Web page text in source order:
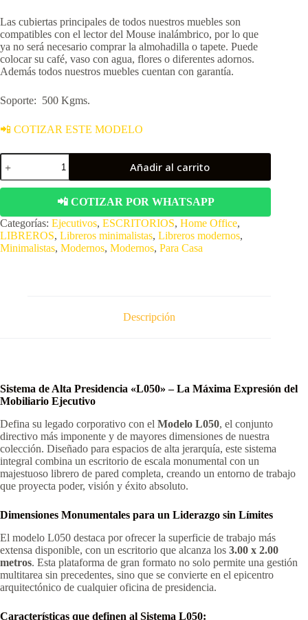
Las cubiertas principales de todos nuestros muebles son
compatibles con el lector del Mouse inalámbrico, por lo que
ya no será necesario comprar la almohadilla o tapete. Puede
colocar su café, vaso con agua, flores o diferentes adornos.
Además todos nuestros muebles cuentan con garantía.
Soporte: 500 Kgms.
📲 COTIZAR ESTE MODELO
Escritorio
Directivo
Moderno
Minimalista
Libreros
modernos.
Modelo
L050
Añadir al carrito
📲 COTIZAR POR WHATSAPP
Categorías: Ejecutivos, ESCRITORIOS, Home Office,
LIBREROS, Libreros minimalistas, Libreros modernos,
Minimalistas, Modernos, Modernos, Para Casa
Descripción
Sistema de Alta Presidencia «L050» – La Máxima Expresión del
Mobiliario Ejecutivo
Defina su legado corporativo con el Modelo L050, el conjunto
directivo más imponente y de mayores dimensiones de nuestra
colección. Diseñado para espacios de alta jerarquía, este sistema
integral combina un escritorio de escala monumental con un
majestuoso librero de pared completa, creando un entorno de trabajo
que proyecta poder, visión y éxito absoluto.
Dimensiones Monumentales para un Liderazgo sin Límites
El modelo L050 destaca por ofrecer la superficie de trabajo más
extensa disponible, con un escritorio que alcanza los 3.00 x 2.00
metros. Esta plataforma de gran formato no solo permite una gestión
multitarea sin precedentes, sino que se convierte en el epicentro
arquitectónico de cualquier oficina de presidencia.
Características que definen al Sistema L050: